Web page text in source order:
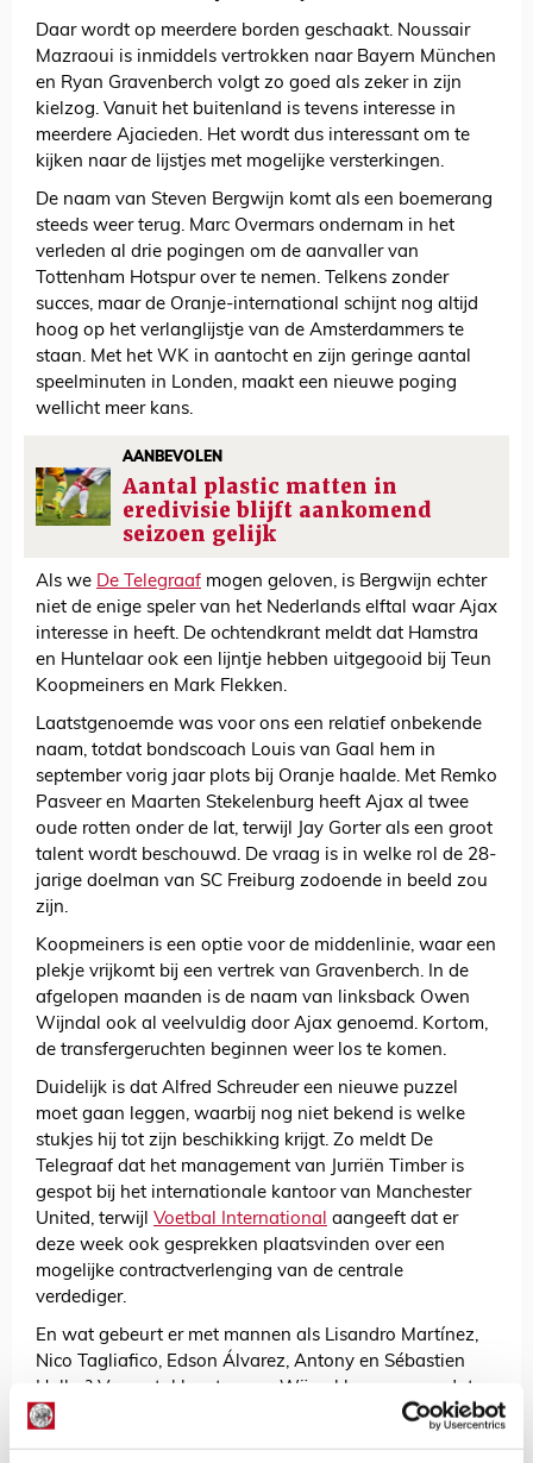
Daar wordt op meerdere borden geschaakt. Noussair
Mazraoui is inmiddels vertrokken naar Bayern München
en Ryan Gravenberch volgt zo goed als zeker in zijn
kielzog. Vanuit het buitenland is tevens interesse in
meerdere Ajacieden. Het wordt dus interessant om te
kijken naar de lijstjes met mogelijke versterkingen.
De naam van Steven Bergwijn komt als een boemerang
steeds weer terug. Marc Overmars ondernam in het
verleden al drie pogingen om de aanvaller van
Tottenham Hotspur over te nemen. Telkens zonder
succes, maar de Oranje-international schijnt nog altijd
hoog op het verlanglijstje van de Amsterdammers te
staan. Met het WK in aantocht en zijn geringe aantal
speelminuten in Londen, maakt een nieuwe poging
wellicht meer kans.
AANBEVOLEN
Aantal plastic matten in
eredivisie blijft aankomend
seizoen gelijk
Als we De Telegraaf mogen geloven, is Bergwijn echter
niet de enige speler van het Nederlands elftal waar Ajax
interesse in heeft. De ochtendkrant meldt dat Hamstra
en Huntelaar ook een lijntje hebben uitgegooid bij Teun
Koopmeiners en Mark Flekken.
Laatstgenoemde was voor ons een relatief onbekende
naam, totdat bondscoach Louis van Gaal hem in
september vorig jaar plots bij Oranje haalde. Met Remko
Pasveer en Maarten Stekelenburg heeft Ajax al twee
oude rotten onder de lat, terwijl Jay Gorter als een groot
talent wordt beschouwd. De vraag is in welke rol de 28-
jarige doelman van SC Freiburg zodoende in beeld zou
zijn.
Koopmeiners is een optie voor de middenlinie, waar een
plekje vrijkomt bij een vertrek van Gravenberch. In de
afgelopen maanden is de naam van linksback Owen
Wijndal ook al veelvuldig door Ajax genoemd. Kortom,
de transfergeruchten beginnen weer los te komen.
Duidelijk is dat Alfred Schreuder een nieuwe puzzel
moet gaan leggen, waarbij nog niet bekend is welke
stukjes hij tot zijn beschikking krijgt. Zo meldt De
Telegraaf dat het management van Jurriën Timber is
gespot bij het internationale kantoor van Manchester
United, terwijl Voetbal International aangeeft dat er
deze week ook gesprekken plaatsvinden over een
mogelijke contractverlenging van de centrale
verdediger.
En wat gebeurt er met mannen als Lisandro Martínez,
Nico Tagliafico, Edson Álvarez, Antony en Sébastien
Haller? Vraagstukken te over. Wij gokken zomaar dat
de lampen in de de kantoren van de Arena de komende